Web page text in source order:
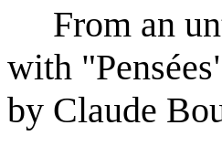
From an
with
by Claude